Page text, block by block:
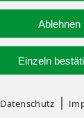
Ablehnen
Einzeln
Datenschutz |